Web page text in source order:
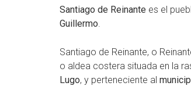
Santiago de Reinante es el
Guillermo.
Santiago de Reinante, o
o aldea costera situada en la
Lugo, y perteneciente al